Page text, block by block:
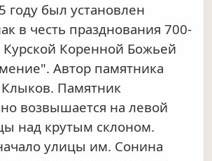
году был установлен
в честь празднования 700-
Коренной Божьей
Автор памятника
Клыков. Памятник
возвышается на левой
над крутым склоном.
улицы им. Сонина